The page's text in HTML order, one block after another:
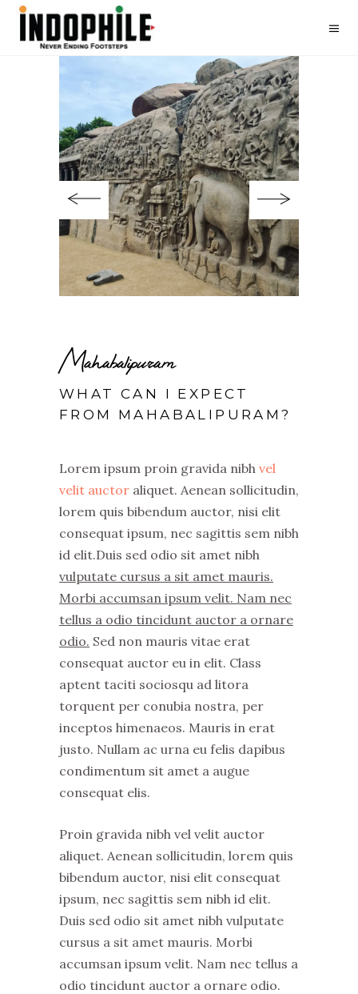
Mahabalipuram
WHAT CAN I EXPECT
FROM MAHABALIPURAM?
Lorem ipsum proin gravida nibh vel
velit auctor aliquet. Aenean sollicitudin,
lorem quis bibendum auctor, nisi elit
consequat ipsum, nec sagittis sem nibh
id elit.Duis sed odio sit amet nibh
vulputate cursus a sit amet mauris.
Morbi accumsan ipsum velit. Nam nec
tellus a odio tincidunt auctor a ornare
odio. Sed non mauris vitae erat
consequat auctor eu in elit. Class
aptent taciti sociosqu ad litora
torquent per conubia nostra, per
inceptos himenaeos. Mauris in erat
justo. Nullam ac urna eu felis dapibus
condimentum sit amet a augue
consequat elis.
Proin gravida nibh vel velit auctor
aliquet. Aenean sollicitudin, lorem quis
bibendum auctor, nisi elit consequat
ipsum, nec sagittis sem nibh id elit.
Duis sed odio sit amet nibh vulputate
cursus a sit amet mauris. Morbi
accumsan ipsum velit. Nam nec tellus a
odio tincidunt auctor a ornare odio.